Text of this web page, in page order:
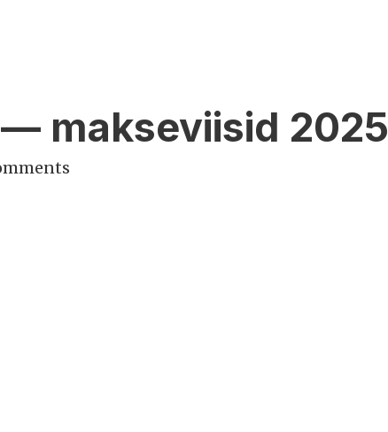
makseviisid 2025